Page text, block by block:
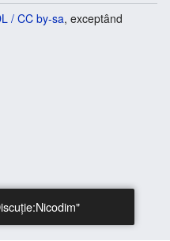
/ CC by-sa, exceptând